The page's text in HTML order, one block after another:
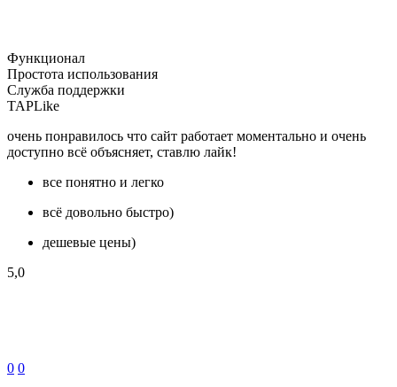
Функционал
Простота использования
Служба поддержки
TAPLike
очень понравилось что сайт работает моментально и очень
доступно всё объясняет, ставлю лайк!
все понятно и легко
всё довольно быстро)
дешевые цены)
5,0
0 0